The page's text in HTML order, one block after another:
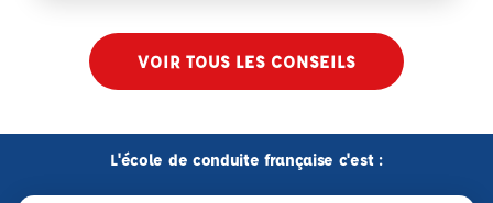
VOIR TOUS LES CONSEILS
L'école de conduite française c'est :